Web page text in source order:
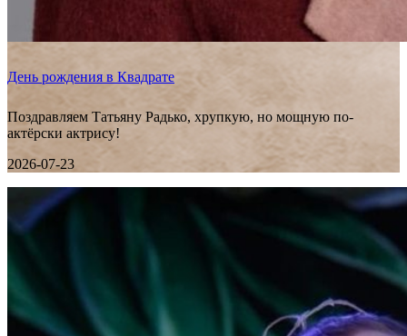
День рождения в Квадрате
Поздравляем Татьяну Радько, хрупкую, но мощную по-
актёрски актрису!
2026-07-23